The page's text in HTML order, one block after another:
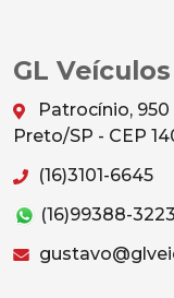
GL
Patrocínio,
Preto/SP - CEP
(16)3101-6645
(16)99388-3223